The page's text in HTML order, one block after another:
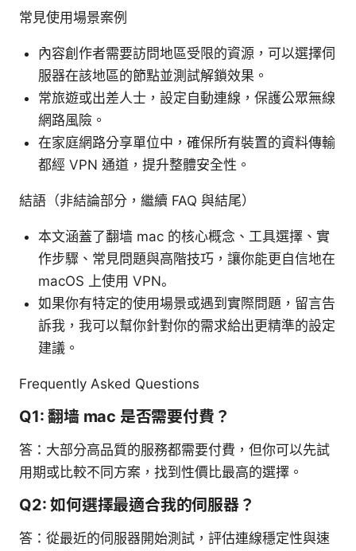
常見使用場景案例
內容創作者需要訪問地區受限的資源，可以選擇伺
服器在該地區的節點並測試解鎖效果。
常旅遊或出差人士，設定自動連線，保護公眾無線
網路風險。
在家庭網路分享單位中，確保所有裝置的資料傳輸
都經 VPN 通道，提升整體安全性。
結語（非結論部分，繼續 FAQ 與結尾）
本文涵蓋了翻墙 mac 的核心概念、工具選擇、實
作步驟、常見問題與高階技巧，讓你能更自信地在
macOS 上使用 VPN。
如果你有特定的使用場景或遇到實際問題，留言告
訴我，我可以幫你針對你的需求給出更精準的設定
建議。
Frequently Asked Questions
Q1: 翻墙 mac 是否需要付費？
答：大部分高品質的服務都需要付費，但你可以先試
用期或比較不同方案，找到性價比最高的選擇。
Q2: 如何選擇最適合我的伺服器？
答：從最近的伺服器開始測試，評估連線穩定性與速